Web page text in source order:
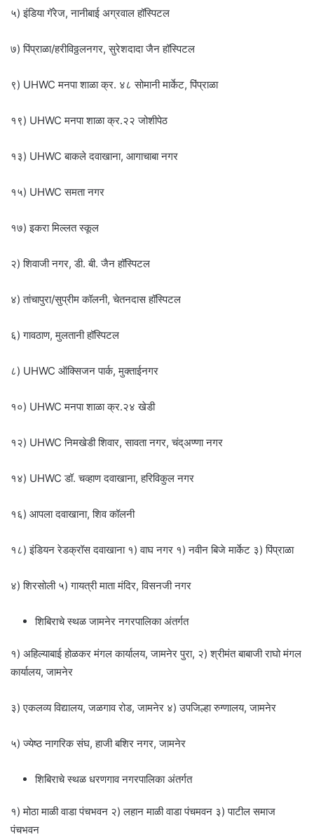
५) इंडिया गॅरेज, नानीबाई अग्रवाल हॉस्पिटल
७) पिंप्राळा/हरीविठ्ठलनगर, सुरेशदादा जैन हॉस्पिटल
९) UHWC मनपा शाळा क्र. ४८ सोमानी मार्केट, पिंप्राळा
१९) UHWC मनपा शाळा क्र.२२ जोशीपेठ
१३) UHWC बाकले दवाखाना, आगाचाबा नगर
१५) UHWC समता नगर
१७) इकरा मिल्लत स्कूल
२) शिवाजी नगर, डी. बी. जैन हॉस्पिटल
४) तांचापुरा/सुप्रीम कॉलनी, चेतनदास हॉस्पिटल
६) गावठाण, मुलतानी हॉस्पिटल
८) UHWC ऑक्सिजन पार्क, मुक्ताईनगर
१०) UHWC मनपा शाळा क्र.२४ खेडी
१२) UHWC निमखेडी शिवार, सावता नगर, चंद्अण्णा नगर
१४) UHWC डॉ. चव्हाण दवाखाना, हरिविकुल नगर
१६) आपला दवाखाना, शिव कॉलनी
१८) इंडियन रेडक्रॉस दवाखाना १) वाघ नगर १) नवीन बिजे मार्केट ३) पिंप्राळा
४) शिरसोली ५) गायत्री माता मंदिर, विसनजी नगर
शिबिराचे स्थळ जामनेर नगरपालिका अंतर्गत
१) अहिल्याबाई होळकर मंगल कार्यालय, जामनेर पुरा, २) श्रीमंत बाबाजी राघो मंगल
कार्यालय, जामनेर
३) एकलव्य विद्यालय, जळगाव रोड, जामनेर ४) उपजिल्हा रुग्णालय, जामनेर
५) ज्येष्ठ नागरिक संघ, हाजी बशिर नगर, जामनेर
शिबिराचे स्थळ धरणगाव नगरपालिका अंतर्गत
१) मोठा माळी वाडा पंचभवन २) लहान माळी वाडा पंचमवन ३) पाटील समाज
पंचभवन